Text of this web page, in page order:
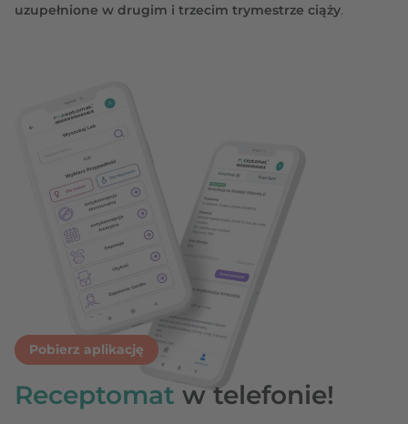
uzupełnione w drugim i trzecim trymestrze ciąży.
Pobierz aplikację
Receptomat w telefonie!